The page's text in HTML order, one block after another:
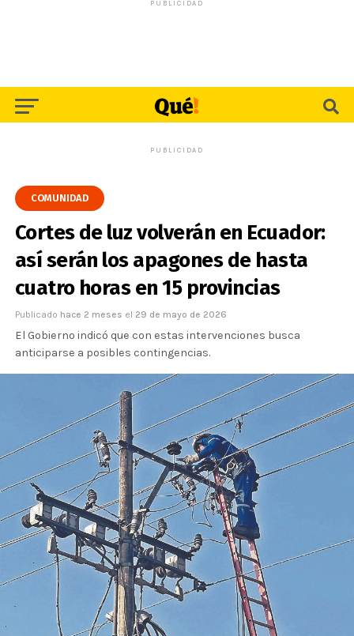
PUBLICIDAD
PUBLICIDAD
COMUNIDAD
Cortes de luz volverán en Ecuador:
así serán los apagones de hasta
cuatro horas en 15 provincias
Publicado hace 2 meses el 29 de mayo de 2026
El Gobierno indicó que con estas intervenciones busca
anticiparse a posibles contingencias.